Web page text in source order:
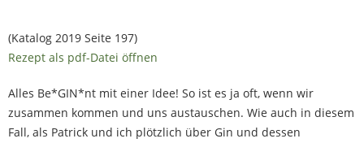
(Katalog 2019 Seite 197)
Rezept als pdf-Datei öffnen
Alles Be*GIN*nt mit einer Idee! So ist es ja oft, wenn wir
zusammen kommen und uns austauschen. Wie auch in diesem
Fall, als Patrick und ich plötzlich über Gin und dessen